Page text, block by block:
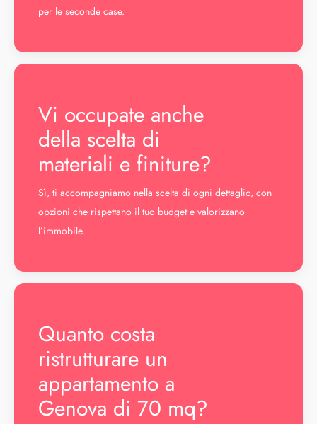
per le seconde case.
Vi occupate anche
della scelta di
materiali e finiture?
Sì, ti accompagniamo nella scelta di ogni dettaglio, con
opzioni che rispettano il tuo budget e valorizzano
l’immobile.
Quanto costa
ristrutturare un
appartamento a
Genova di 70 mq?